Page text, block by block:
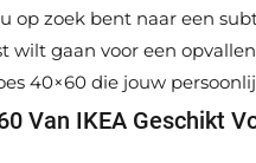
op zoek bent naar een
wilt gaan voor een
40×60 die jouw
Van IKEA Geschikt